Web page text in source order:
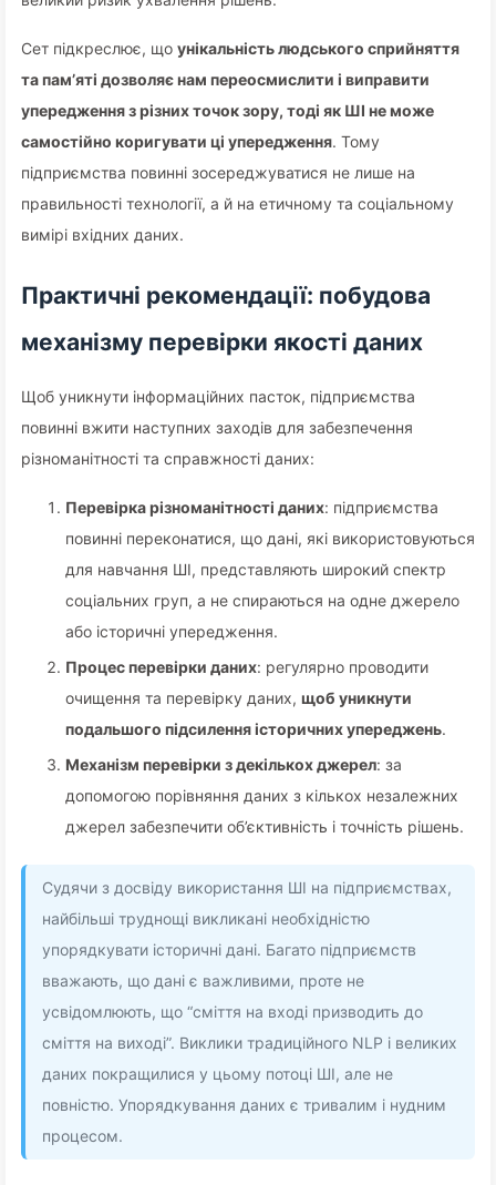
Сет підкреслює, що унікальність людського сприйняття
та пам’яті дозволяє нам переосмислити і виправити
упередження з різних точок зору, тоді як ШІ не може
самостійно коригувати ці упередження. Тому
підприємства повинні зосереджуватися не лише на
правильності технології, а й на етичному та соціальному
вимірі вхідних даних.
Практичні рекомендації: побудова
механізму перевірки якості даних
Щоб уникнути інформаційних пасток, підприємства
повинні вжити наступних заходів для забезпечення
різноманітності та справжності даних:
Перевірка різноманітності даних: підприємства
повинні переконатися, що дані, які використовуються
для навчання ШІ, представляють широкий спектр
соціальних груп, а не спираються на одне джерело
або історичні упередження.
Процес перевірки даних: регулярно проводити
очищення та перевірку даних, щоб уникнути
подальшого підсилення історичних упереджень.
Механізм перевірки з декількох джерел: за
допомогою порівняння даних з кількох незалежних
джерел забезпечити об’єктивність і точність рішень.
Судячи з досвіду використання ШІ на підприємствах,
найбільші труднощі викликані необхідністю
упорядкувати історичні дані. Багато підприємств
вважають, що дані є важливими, проте не
усвідомлюють, що “сміття на вході призводить до
сміття на виході”. Виклики традиційного NLP і великих
даних покращилися у цьому потоці ШІ, але не
повністю. Упорядкування даних є тривалим і нудним
процесом.